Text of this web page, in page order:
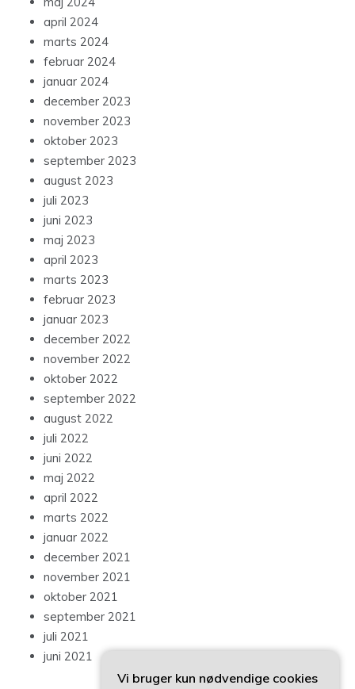
april 2024
marts 2024
februar 2024
januar 2024
december 2023
november 2023
oktober 2023
september 2023
august 2023
juli 2023
juni 2023
maj 2023
april 2023
marts 2023
februar 2023
januar 2023
december 2022
november 2022
oktober 2022
september 2022
august 2022
juli 2022
juni 2022
maj 2022
april 2022
marts 2022
januar 2022
december 2021
november 2021
oktober 2021
september 2021
juli 2021
juni 2021
Vi bruger kun nødvendige cookies